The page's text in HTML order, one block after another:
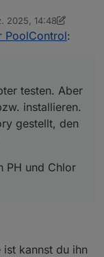
finden bzw.
auf Beta-
von PH und
2025, 14:48
DasBo197512. Aug.
PoolControl:
testen. Aber
installieren.
gestellt, den
PH und Chlor
kannst du ihn